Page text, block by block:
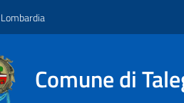
Comune di